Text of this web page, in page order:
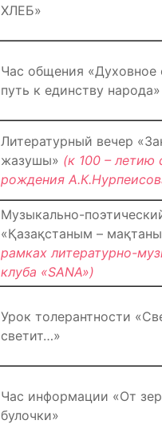
ХЛЕБ»
Час общения «Духовное
путь к единству народа»
Литературный вечер
жазушы» (к 100 – летию
рождения
Музыкально-
«Қазақстаным –
рамках литературно-
клуба «SANA»)
Урок толерантности
светит…»
Час информации «От
булочки»